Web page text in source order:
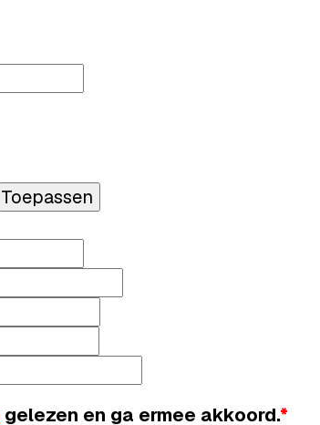
Toepassen
gelezen en ga ermee akkoord.*